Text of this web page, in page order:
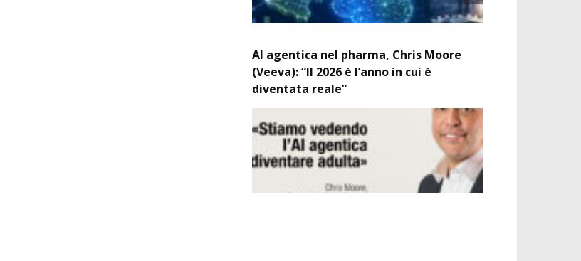
AI agentica nel pharma, Chris Moore
(Veeva): “Il 2026 è l’anno in cui è
diventata reale”